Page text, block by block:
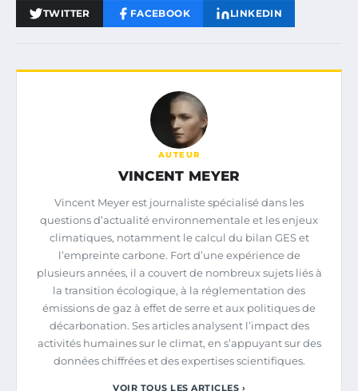
TWITTER FACEBOOK LINKEDIN
AUTEUR
VINCENT MEYER
Vincent Meyer est journaliste spécialisé dans les
questions d’actualité environnementale et les enjeux
climatiques, notamment le calcul du bilan GES et
l’empreinte carbone. Fort d’une expérience de
plusieurs années, il a couvert de nombreux sujets liés à
la transition écologique, à la réglementation des
émissions de gaz à effet de serre et aux politiques de
décarbonation. Ses articles analysent l’impact des
activités humaines sur le climat, en s’appuyant sur des
données chiffrées et des expertises scientifiques.
VOIR TOUS LES ARTICLES ›